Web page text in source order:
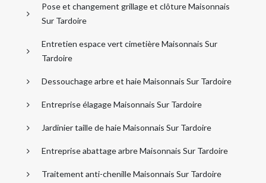
Pose et changement grillage et clôture Maisonnais
Sur Tardoire
Entretien espace vert cimetière Maisonnais Sur
Tardoire
Dessouchage arbre et haie Maisonnais Sur Tardoire
Entreprise élagage Maisonnais Sur Tardoire
Jardinier taille de haie Maisonnais Sur Tardoire
Entreprise abattage arbre Maisonnais Sur Tardoire
Traitement anti-chenille Maisonnais Sur Tardoire